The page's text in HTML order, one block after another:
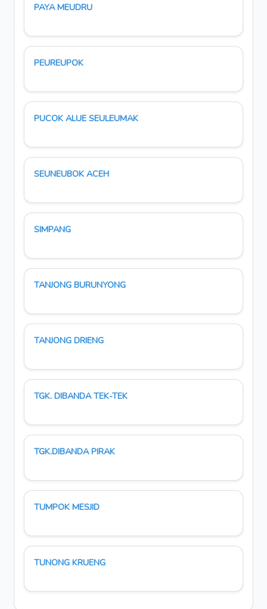
PAYA MEUDRU
PEUREUPOK
PUCOK ALUE SEULEUMAK
SEUNEUBOK ACEH
SIMPANG
TANJONG BURUNYONG
TANJONG DRIENG
TGK. DIBANDA TEK-TEK
TGK.DIBANDA PIRAK
TUMPOK MESJID
TUNONG KRUENG